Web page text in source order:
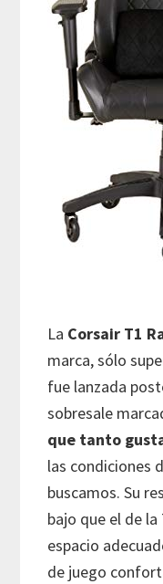
La Corsair T1
marca, sólo
fue lanzada
sobresale
que tanto
las condiciones
buscamos. Su
bajo que el de
espacio
de juego